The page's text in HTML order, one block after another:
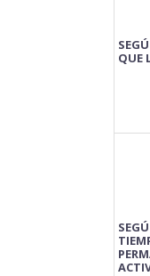
QUE